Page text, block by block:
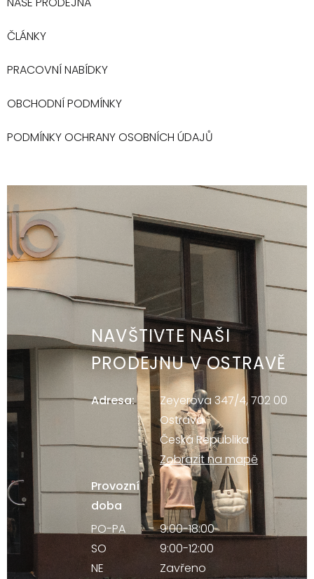
ČLÁNKY
PRACOVNÍ NABÍDKY
OBCHODNÍ PODMÍNKY
PODMÍNKY OCHRANY OSOBNÍCH ÚDAJŮ
NAVŠTIVTE NAŠI
PRODEJNU V OSTRAVĚ
Adresa:
Zeyerova 347/4, 702 00
Ostrava
Česká Republika
Zobrazit na mapě
Provozní
doba
PO-PA
9:00-18:00
SO
9:00-12:00
NE
Zavřeno